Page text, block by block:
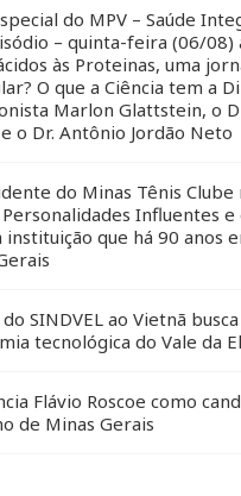
do MPV – Saúde
– quinta-feira (06/08)
às Proteinas, uma
O que a Ciência tem a
Marlon Glattstein, o
o Dr. Antônio Jordão Neto
do Minas Tênis Clube
Influentes e
instituição que há 90 anos
SINDVEL ao Vietnã
tecnológica do Vale da
Flávio Roscoe como
de Minas Gerais